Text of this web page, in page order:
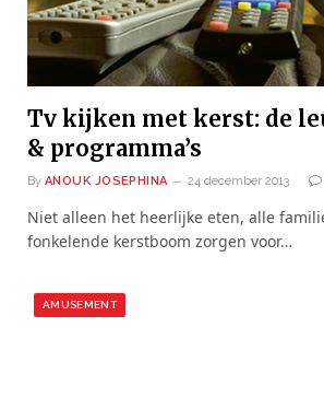
Tv kijken met kerst: de
& programma’s
By ANOUK JOSEPHINA 24 december 2013
Niet alleen het heerlijke eten, alle
fonkelende kerstboom zorgen voor…
AMUSEMENT